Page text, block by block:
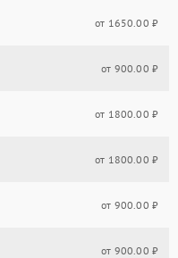
от 1650.00 ₽
от 900.00 ₽
от 1800.00 ₽
от 1800.00 ₽
от 900.00 ₽
от 900.00 ₽